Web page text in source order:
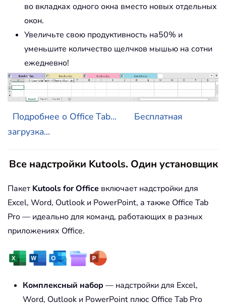
во вкладках одного окна вместо новых отдельных
окон.
Увеличьте свою продуктивность на50% и
уменьшите количество щелчков мышью на сотни
ежедневно!
Подробнее о Office Tab...
Бесплатная
загрузка...
Все надстройки Kutools. Один установщик
Пакет Kutools for Office включает надстройки для
Excel, Word, Outlook и PowerPoint, а также Office Tab
Pro — идеально для команд, работающих в разных
приложениях Office.
Комплексный набор — надстройки для Excel,
Word, Outlook и PowerPoint плюс Office Tab Pro